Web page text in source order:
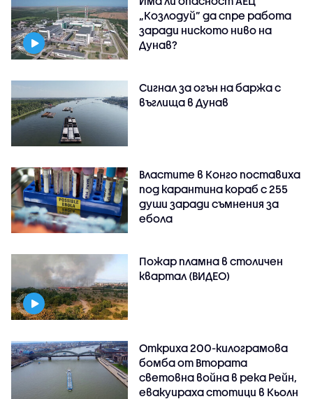
„Козлодуй” да спре работа
заради ниското ниво на
Дунав?
Сигнал за огън на баржа с
въглища в Дунав
Властите в Конго поставиха
под карантина кораб с 255
души заради съмнения за
ебола
Пожар пламна в столичен
квартал (ВИДЕО)
Откриха 200-килограмова
бомба от Втората
световна война в река Рейн,
евакуираха стотици в Кьолн